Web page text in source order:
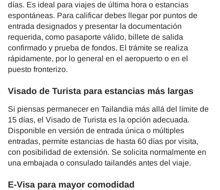
días. Es ideal para viajes de última hora o estancias
espontáneas. Para calificar debes llegar por puntos de
entrada designados y presentar la documentación
requerida, como pasaporte válido, billete de salida
confirmado y prueba de fondos. El trámite se realiza
rápidamente, por lo general en el aeropuerto o en el
puesto fronterizo.
Visado de Turista para estancias más largas
Si piensas permanecer en Tailandia más allá del límite de
15 días, el Visado de Turista es la opción adecuada.
Disponible en versión de entrada única o múltiples
entradas, permite estancias de hasta 60 días por visita,
con posibilidad de extensión. Se solicita normalmente en
una embajada o consulado tailandés antes del viaje.
E-Visa para mayor comodidad